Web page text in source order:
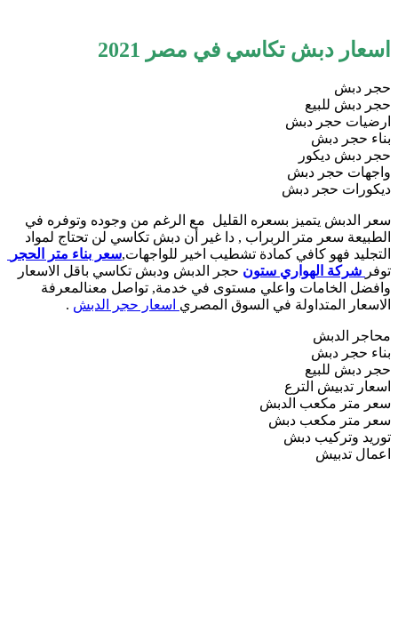
اسعار دبش تكاسي في مصر 2021
حجر دبش
حجر دبش للبيع
ارضيات حجر دبش
بناء حجر دبش
حجر دبش ديكور
واجهات حجر دبش
ديكورات حجر دبش
سعر الدبش يتميز بسعره القليل مع الرغم من وجوده وتوفره في
الطبيعة سعر متر الربراب , دا غير أن دبش تكاسي لن تحتاج لمواد
التجليد فهو كافي كمادة تشطيب اخير للواجهات,سعر بناء متر الحجر
توفر شركة الهواري ستون حجر الدبش ودبش تكاسي باقل الاسعار
وافضل الخامات واعلي مستوى في خدمة, تواصل معنالمعرفة
الاسعار المتداولة في السوق المصري اسعار حجر الدبش .
محاجر الدبش
بناء حجر دبش
حجر دبش للبيع
اسعار تدبيش الترع
سعر متر مكعب الدبش
سعر متر مكعب دبش
توريد وتركيب دبش
اعمال تدبيش